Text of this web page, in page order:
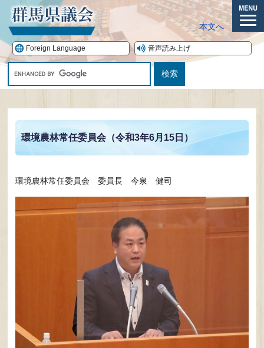
の
先
頭
メ
ニ
本文へ
Foreign Language 音声読み上げ
ス
ム
環境農林常任委員会（令和3年6月15日）
環境農林常任委員会 委員長 今泉 健司